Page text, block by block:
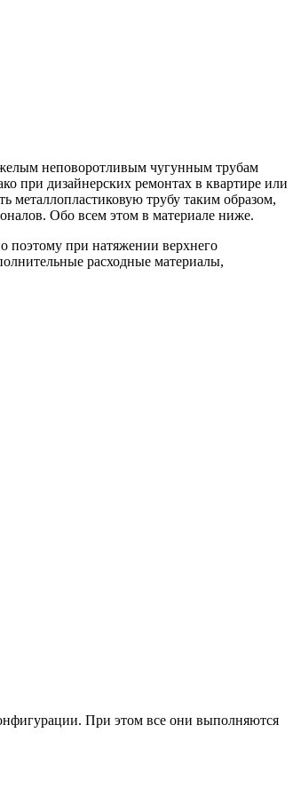
неповоротливым чугунным трубам
при дизайнерских ремонтах в квартире или
металлопластиковую трубу таким образом,
Обо всем этом в материале ниже.
поэтому при натяжении верхнего
расходные материалы,
При этом все они выполняются